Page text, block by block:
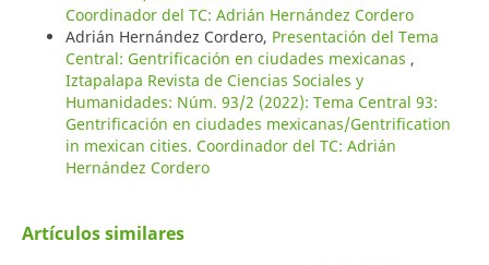
Coordinador del TC: Adrián Hernández Cordero
Adrián Hernández Cordero, Presentación del Tema
Central: Gentrificación en ciudades mexicanas ,
Iztapalapa Revista de Ciencias Sociales y
Humanidades: Núm. 93/2 (2022): Tema Central 93:
Gentrificación en ciudades mexicanas/Gentrification
in mexican cities. Coordinador del TC: Adrián
Hernández Cordero
Artículos similares